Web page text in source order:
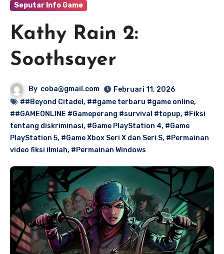
Seputar Info Game
Kathy Rain 2:
Soothsayer
By coba@gmail.com
Februari 11, 2026
##Beyond Citadel , ##game terbaru #game online,
##GAMEONLINE #Gameperang #survival #topup, #Fiksi
tentang diskriminasi, #Game PlayStation 4, #Game
PlayStation 5, #Game Xbox Seri X dan Seri S, #Permainan
video fiksi ilmiah, #Permainan Windows